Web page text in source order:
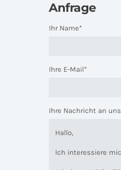
Anfrage
Ihr Name*
Ihre E-Mail*
Ihre Nachricht an uns